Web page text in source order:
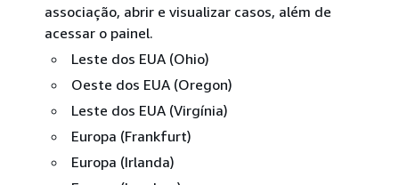
associação, abrir e visualizar casos, além de
acessar o painel.
Leste dos EUA (Ohio)
Oeste dos EUA (Oregon)
Leste dos EUA (Virgínia)
Europa (Frankfurt)
Europa (Irlanda)